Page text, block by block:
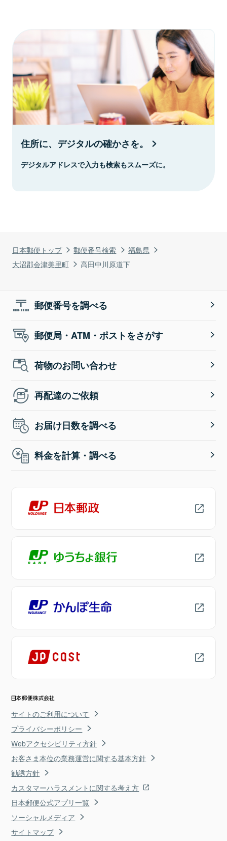
日本郵便トップ 郵便番号検索
福島県
大沼郡会津美里町
高田中川原道下
住所に、デジタルの確かさを。
デジタルアドレスで入力も検索もスムーズに。
郵便番号を調べる
郵便局・ATM・ポストをさがす
荷物のお問い合わせ
再配達のご依頼
お届け日数を調べる
料金を計算・調べる
サイトのご利用について
プライバシーポリシー
Webアクセシビリティ方針
お客さま本位の業務運営に関する基本方針
勧誘方針
カスタマーハラスメントに関する考え方
日本郵便公式アプリ一覧
ソーシャルメディア
サイトマップ